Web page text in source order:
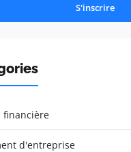
S'inscrire
financière
d'entreprise